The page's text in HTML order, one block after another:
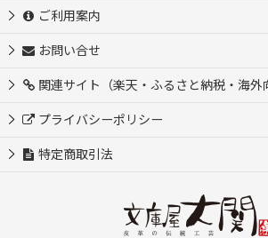
ご利用案内
お問い合せ
関連サイト（楽天・ふるさと納税・海外
プライバシーポリシー
特定商取引法